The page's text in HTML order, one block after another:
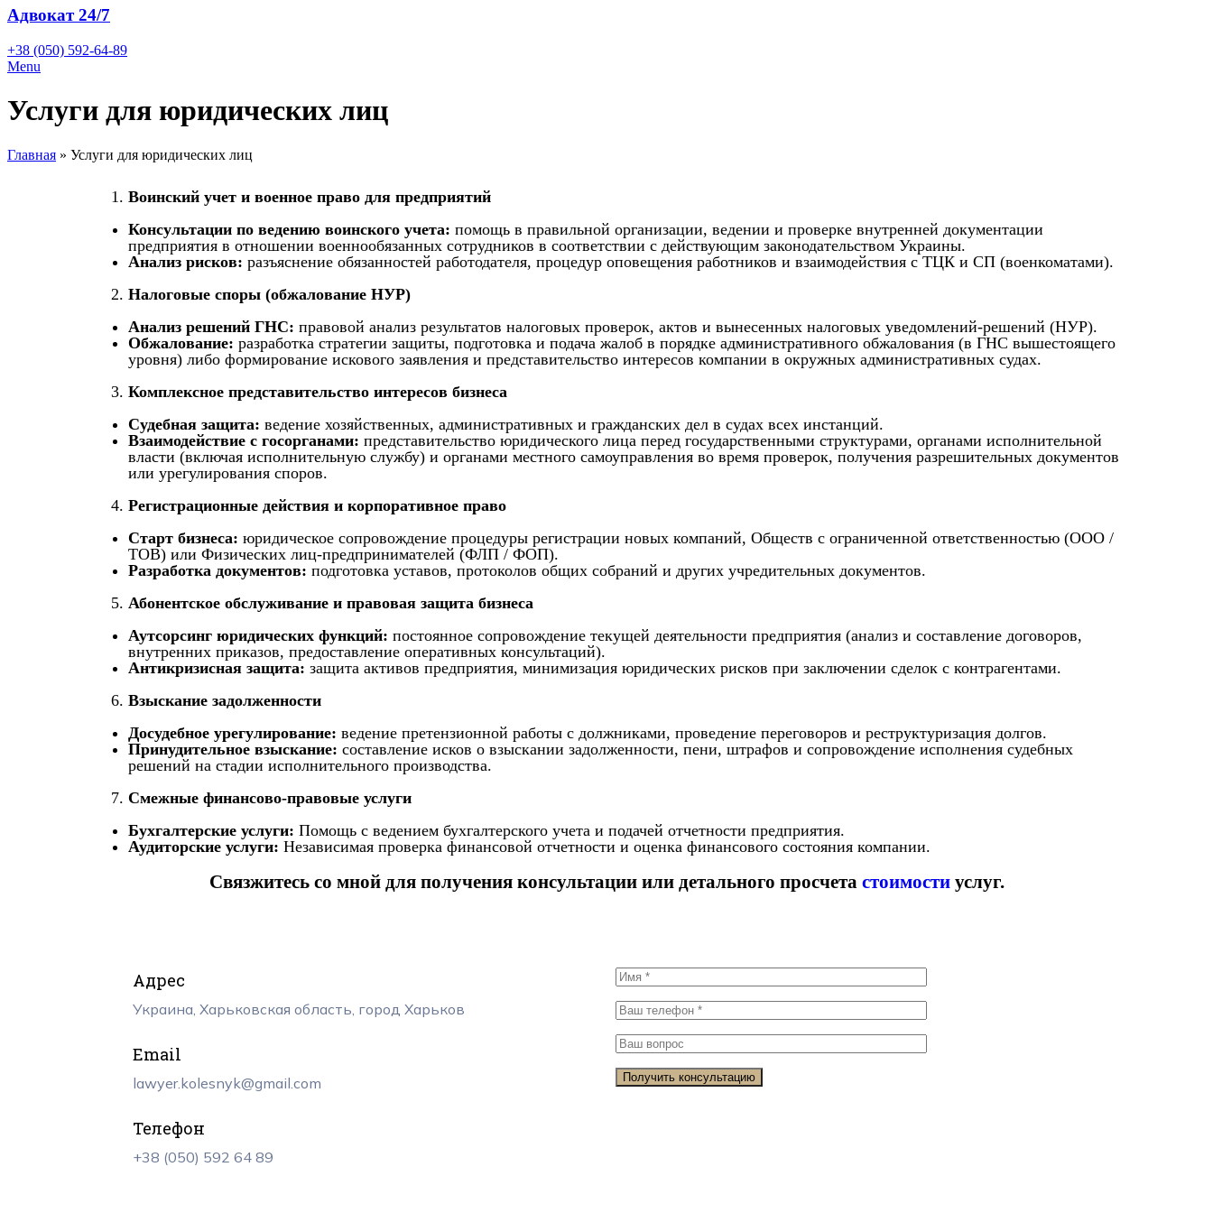
Адвокат 24/7
+38 (050) 592-64-89
Menu
Услуги для юридических лиц
Главная » Услуги для юридических лиц
Воинский учет и военное право для предприятий
Консультации по ведению воинского учета: помощь в правильной организации, ведении и проверке внутренней документации
предприятия в отношении военнообязанных сотрудников в соответствии с действующим законодательством Украины.
Анализ рисков: разъяснение обязанностей работодателя, процедур оповещения работников и взаимодействия с ТЦК и СП (военкоматами).
Налоговые споры (обжалование НУР)
Анализ решений ГНС: правовой анализ результатов налоговых проверок, актов и вынесенных налоговых уведомлений-решений (НУР).
Обжалование: разработка стратегии защиты, подготовка и подача жалоб в порядке административного обжалования (в ГНС вышестоящего
уровня) либо формирование искового заявления и представительство интересов компании в окружных административных судах.
Комплексное представительство интересов бизнеса
Судебная защита: ведение хозяйственных, административных и гражданских дел в судах всех инстанций.
Взаимодействие с госорганами: представительство юридического лица перед государственными структурами, органами исполнительной
власти (включая исполнительную службу) и органами местного самоуправления во время проверок, получения разрешительных документов
или урегулирования споров.
Регистрационные действия и корпоративное право
Старт бизнеса: юридическое сопровождение процедуры регистрации новых компаний, Обществ с ограниченной ответственностью (ООО /
ТОВ) или Физических лиц-предпринимателей (ФЛП / ФОП).
Разработка документов: подготовка уставов, протоколов общих собраний и других учредительных документов.
Абонентское обслуживание и правовая защита бизнеса
Аутсорсинг юридических функций: постоянное сопровождение текущей деятельности предприятия (анализ и составление договоров,
внутренних приказов, предоставление оперативных консультаций).
Антикризисная защита: защита активов предприятия, минимизация юридических рисков при заключении сделок с контрагентами.
Взыскание задолженности
Досудебное урегулирование: ведение претензионной работы с должниками, проведение переговоров и реструктуризация долгов.
Принудительное взыскание: составление исков о взыскании задолженности, пени, штрафов и сопровождение исполнения судебных
решений на стадии исполнительного производства.
Смежные финансово-правовые услуги
Бухгалтерские услуги: Помощь с ведением бухгалтерского учета и подачей отчетности предприятия.
Аудиторские услуги: Независимая проверка финансовой отчетности и оценка финансового состояния компании.
Связжитесь со мной для получения консультации или детального просчета стоимостиуслуг.
Адрес
Украина, Харьковская область, город Харьков
Email
lawyer.kolesnyk@gmail.com
Телефон
+38 (050) 592 64 89